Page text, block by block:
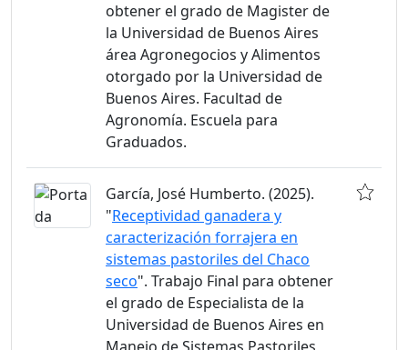
obtener el grado de Magister de
la Universidad de Buenos Aires
área Agronegocios y Alimentos
otorgado por la Universidad de
Buenos Aires. Facultad de
Agronomía. Escuela para
Graduados.
García, José Humberto. (2025).
"Receptividad ganadera y
caracterización forrajera en
sistemas pastoriles del Chaco
seco". Trabajo Final para obtener
el grado de Especialista de la
Universidad de Buenos Aires en